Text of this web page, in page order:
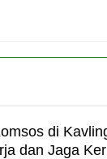
di
dan Jaga